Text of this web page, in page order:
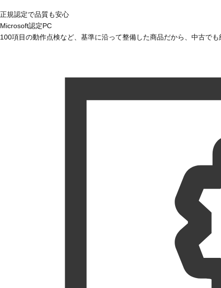
正規認定で品質も安心
Microsoft認定PC
100項目の動作点検など、基準に沿って整備した商品だから、中古で